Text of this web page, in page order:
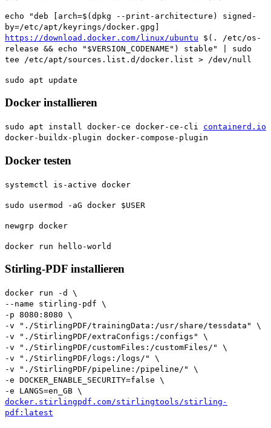
echo "deb [arch=$(dpkg --print-architecture) signed-
by=/etc/apt/keyrings/docker.gpg]
https://download.docker.com/linux/ubuntu $(. /etc/os-
release && echo "$VERSION_CODENAME") stable" | sudo
tee /etc/apt/sources.list.d/docker.list > /dev/null
sudo apt update
Docker installieren
sudo apt install docker-ce docker-ce-cli containerd.io
docker-buildx-plugin docker-compose-plugin
Docker testen
systemctl is-active docker
sudo usermod -aG docker $USER
newgrp docker
docker run hello-world
Stirling-PDF installieren
docker run -d \
--name stirling-pdf \
-p 8080:8080 \
-v "./StirlingPDF/trainingData:/usr/share/tessdata" \
-v "./StirlingPDF/extraConfigs:/configs" \
-v "./StirlingPDF/customFiles:/customFiles/" \
-v "./StirlingPDF/logs:/logs/" \
-v "./StirlingPDF/pipeline:/pipeline/" \
-e DOCKER_ENABLE_SECURITY=false \
-e LANGS=en_GB \
docker.stirlingpdf.com/stirlingtools/stirling-
pdf:latest